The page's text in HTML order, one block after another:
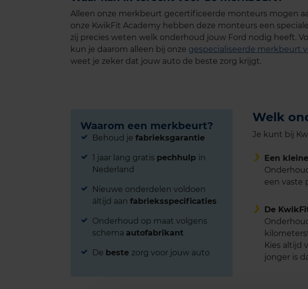
Alleen onze merkbeurt gecertificeerde monteurs mogen
onze KwikFit Academy hebben deze monteurs een
zij precies weten welk onderhoud jouw Ford nodig heeft.
kun je daarom alleen bij onze gespecialiseerde merkbeurt
weet je zeker dat jouw auto de beste zorg krijgt.
Waarom een merkbeurt?
Behoud je fabrieksgarantie
1 jaar lang gratis pechhulp in
Nederland
Nieuwe onderdelen voldoen
áltijd aan fabrieksspecificaties
Onderhoud op maat volgens
schema autofabrikant
De beste zorg voor jouw auto
Welk
Je kunt bij
Een
een vaste
De
Kies altijd
jonger is